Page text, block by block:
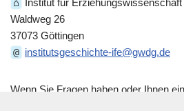
⌂ Institut für Erziehungswissenschaft
Waldweg 26
37073 Göttingen
@ institutsgeschichte-ife@gwdg.de
Wenn Sie Fragen haben oder Ihnen
historischen Darstellung auffällt,